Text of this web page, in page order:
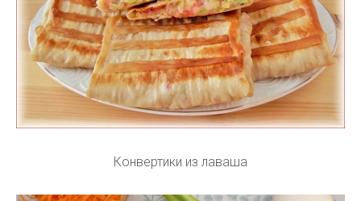
Конвертики из лаваша